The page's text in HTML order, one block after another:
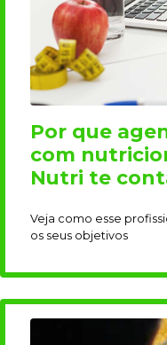
Por que
com
Nutri te
Veja como esse
os seus objetivos